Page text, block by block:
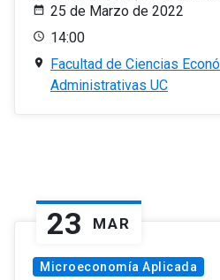
25 de Marzo de 2022
14:00
Facultad de Ciencias
Administrativas UC
23 MAR
Microeconomía Aplicada